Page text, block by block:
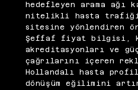
hedefleyen arama ağı
nitelikli hasta
sitesine yönlendiren
Şeffaf fiyat bilgisi,
akreditasyonları ve
çağrılarını içeren
Hollandalı hasta
dönüşüm eğilimini